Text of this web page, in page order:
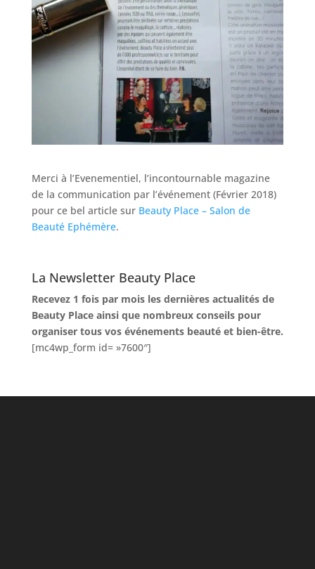
Merci à l’Evenementiel, l’incontournable magazine
de la communication par l’événement (Février 2018)
pour ce bel article sur Beauty Place – Salon de
Beauté Ephémère.
La Newsletter Beauty Place
Recevez 1 fois par mois les dernières actualités de
Beauty Place ainsi que nombreux conseils pour
organiser tous vos événements beauté et bien-être.
[mc4wp_form id= »7600″]